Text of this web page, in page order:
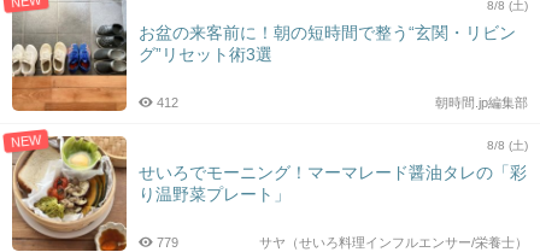
8/8 (土)
お盆の来客前に！朝の短時間で整う“玄関・リビン
グ”リセット術3選
朝時間.jp編集部
412
NEW 8/8 (土)
せいろでモーニング！マーマレード醤油タレの「彩
り温野菜プレート」
サヤ（せいろ料理インフルエンサー/栄養士）
779